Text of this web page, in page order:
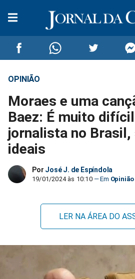
Compartilhar
no
Facebook
Compartilhar
no
Whatsapp
no
Twitter
OPINIÃO
Moraes e uma
Baez: É muito
jornalista no Brasil,
ideais
Por José J. de Espíndola
19/01/2024 às 10:10 Opinião
LER NA ÁREA DO